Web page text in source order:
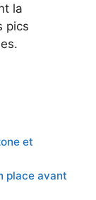
la
pics
et
place avant